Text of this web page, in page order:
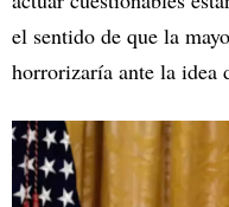
el sentido de que la
horrorizaría ante la idea